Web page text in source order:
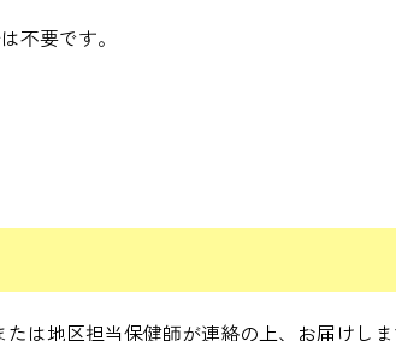
不要です。
は地区担当保健師が連絡の上、お届けし